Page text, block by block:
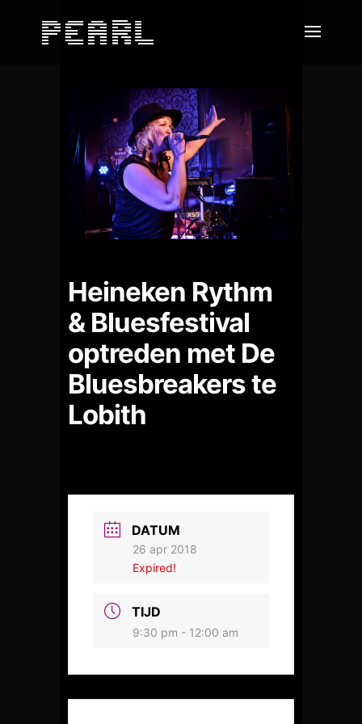
Heineken Rythm
& Bluesfestival
optreden met De
Bluesbreakers te
Lobith
DATUM
26 apr 2018
Expired!
TIJD
9:30 pm - 12:00 am